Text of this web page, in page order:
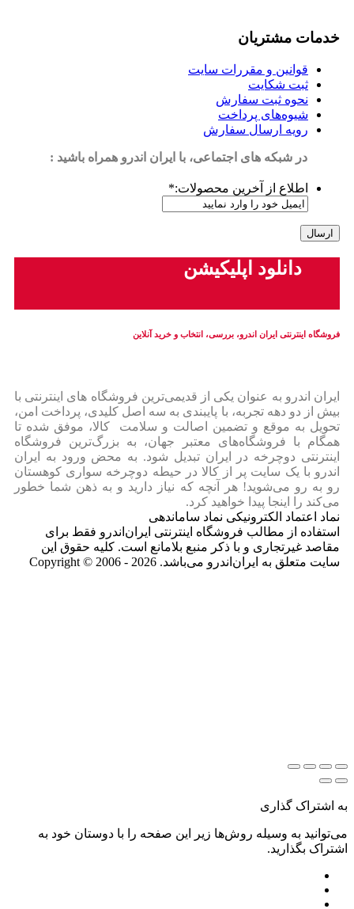
خدمات مشتریان
قوانین و مقررات سایت
ثبت شکایت
نحوه ثبت سفارش
شیوه‌های پرداخت
رویه ارسال سفارش
در شبکه های اجتماعی، با ایران اندرو همراه باشید :
اطلاع از آخرین محصولات:*
دانلود اپلیکیشن
فروشگاه اینترنتی ایران‌ اندرو، بررسی، انتخاب و خرید آنلاین
ایران‌ اندرو به عنوان یکی از قدیمی‌ترین فروشگاه های اینترنتی با
بیش از دو دهه تجربه، با پایبندی به سه اصل کلیدی، پرداخت امن،
تحویل به موقع و تضمین اصالت و سلامت کالا، موفق شده تا
همگام با فروشگاه‌های معتبر جهان، به بزرگ‌ترین فروشگاه
اینترنتی دوچرخه در ایران تبدیل شود. به محض ورود به ایران‌
اندرو با یک سایت پر از کالا در حیطه دوچرخه سواری کوهستان
رو به رو می‌شوید! هر آنچه که نیاز دارید و به ذهن شما خطور
می‌کند را اینجا پیدا خواهید کرد.
نماد اعتماد الکترونیکی نماد ساماندهی
استفاده از مطالب فروشگاه اینترنتی ایران‌اندرو فقط برای
مقاصد غیرتجاری و با ذکر منبع بلامانع است. کلیه حقوق این
سایت متعلق به ایران‌اندرو می‌باشد. Copyright © 2006 - 2026
به اشتراک گذاری
می‌توانید به وسیله روش‌ها زیر این صفحه را با دوستان خود به
اشتراک بگذارید.